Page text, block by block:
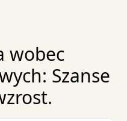
wobec
Szanse